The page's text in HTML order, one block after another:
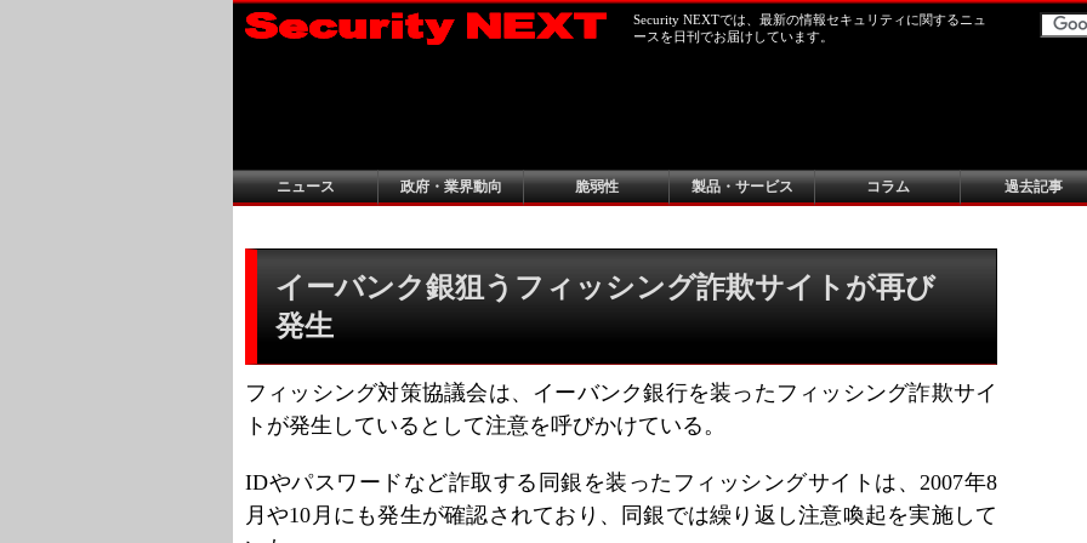
Security NEXTでは、最新の情報セキュリティに関するニュ
ースを日刊でお届けしています。
ニュース 政府・業界動向 脆弱性 製品・サービス コラム 過去記事
イーバンク銀狙うフィッシング詐欺サイトが再び
発生
フィッシング対策協議会は、イーバンク銀行を装ったフィッシング詐欺サイ
トが発生しているとして注意を呼びかけている。
IDやパスワードなど詐取する同銀を装ったフィッシングサイトは、2007年8
月や10月にも発生が確認されており、同銀では繰り返し注意喚起を実施して